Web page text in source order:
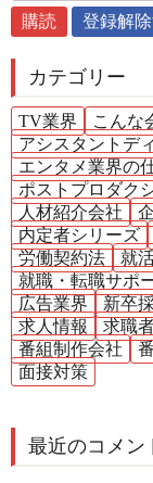
カテゴリー
TV業界 こんな
アシスタントデ
エンタメ業界の
ポストプロダク
人材紹介会社
内定者シリーズ
労働契約法
就
就職・転職サポ
広告業界
新卒
求人情報
求職
番組制作会社
面接対策
最近のコメン